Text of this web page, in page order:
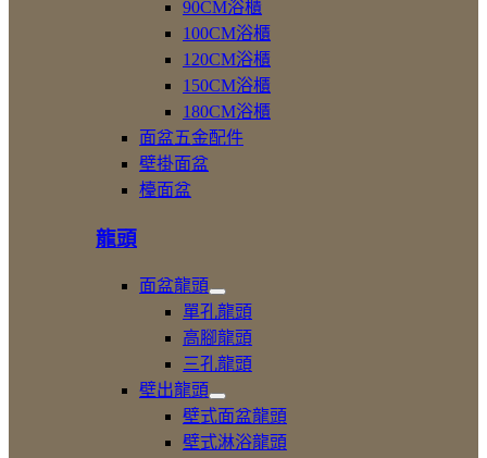
組
90CM浴櫃
100CM浴櫃
120CM浴櫃
150CM浴櫃
180CM浴櫃
面盆五金配件
壁掛面盆
檯面盆
龍頭
面盆龍頭
展
開
面
盆
頭
單孔龍頭
高腳龍頭
三孔龍頭
壁出龍頭
展
開
壁
壁式面盆龍頭
壁式淋浴龍頭